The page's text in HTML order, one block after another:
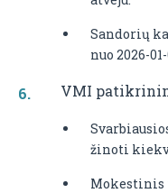
Sandorių
nuo 2026-01-
VMI
žinoti